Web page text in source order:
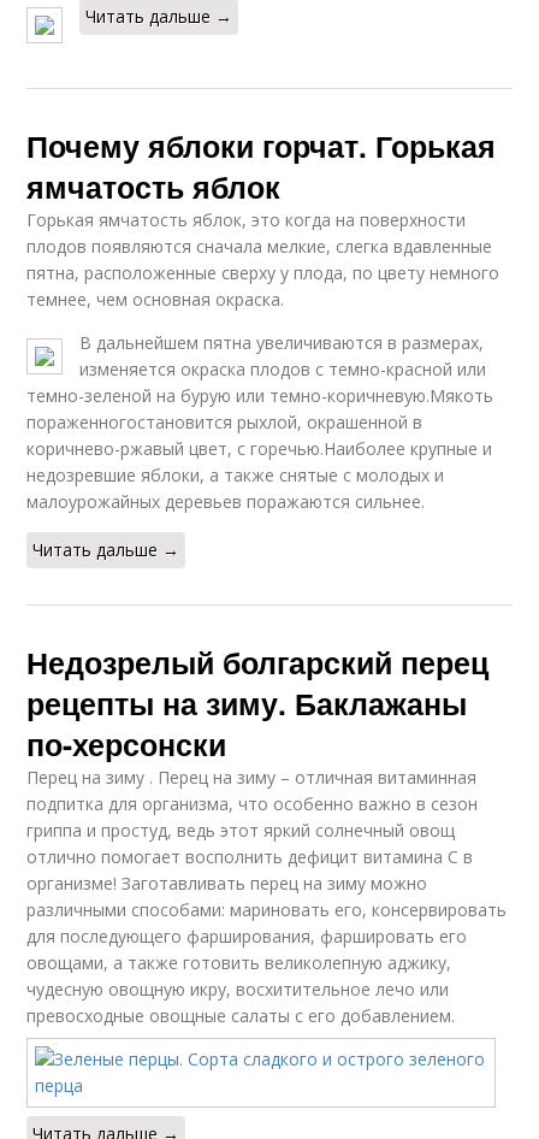
Читать дальше →
Почему яблоки горчат. Горькая
ямчатость яблок
Горькая ямчатость яблок, это когда на поверхности
плодов появляются сначала мелкие, слегка вдавленные
пятна, расположенные сверху у плода, по цвету немного
темнее, чем основная окраска.
В дальнейшем пятна увеличиваются в размерах,
изменяется окраска плодов с темно-красной или
темно-зеленой на бурую или темно-коричневую.Мякоть
пораженногостановится рыхлой, окрашенной в
коричнево-ржавый цвет, с горечью.Наиболее крупные и
недозревшие яблоки, а также снятые с молодых и
малоурожайных деревьев поражаются сильнее.
Читать дальше →
Недозрелый болгарский перец
рецепты на зиму. Баклажаны
по-херсонски
Перец на зиму . Перец на зиму – отличная витаминная
подпитка для организма, что особенно важно в сезон
гриппа и простуд, ведь этот яркий солнечный овощ
отлично помогает восполнить дефицит витамина C в
организме! Заготавливать перец на зиму можно
различными способами: мариновать его, консервировать
для последующего фарширования, фаршировать его
овощами, а также готовить великолепную аджику,
чудесную овощную икру, восхитительное лечо или
превосходные овощные салаты с его добавлением.
Читать дальше →